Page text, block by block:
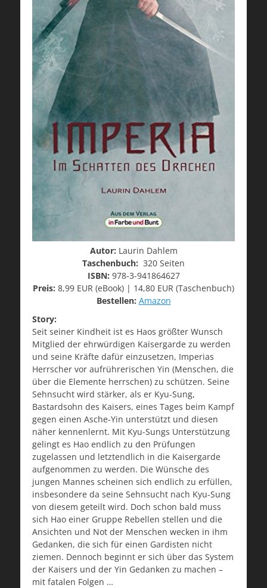
Autor: Laurin Dahlem
Taschenbuch: 320 Seiten
ISBN: 978-3-941864627
Preis: 8,99 EUR (eBook) | 14,80 EUR (Taschenbuch)
Bestellen: Amazon
Story:
Seit seiner Kindheit ist es Haos größter Wunsch
Mitglied der ehrwürdigen Kaisergarde zu werden
und seine Kräfte dafür einzusetzen, Imperias
Herrscher vor aufrührerischen Yin (Menschen, die
über die Elemente herrschen) zu schützen. Seine
Sehnsucht wird stärker, als er Kyu-Sung,
Bastardsohn des Kaisers, eines Tages beim Kampf
gegen einen Asche-Yin unterstützt und diesen
näher kennenlernt. Mit Kyu-Sungs Unterstützung
gelingt es Hao endlich zu den Prüfungen
zugelassen und letztendlich in die Kaisergarde
aufgenommen zu werden. Die Wünsche des
jungen Mannes scheinen sich endlich zu erfüllen,
insbesondere da seine Sehnsucht nach Kyu-Sung
von diesem geteilt wird. Doch schon bald muss
sich Hao einer Gruppe Rebellen stellen und die
Ansichten und Not der Menschen wecken in ihm
Gedanken, die sich für einen Gardisten nicht
ziemen. Dennoch beginnt er sich über das System
der Kaisers und der Yin Gedanken zu machen –
mit fatalen Folgen …